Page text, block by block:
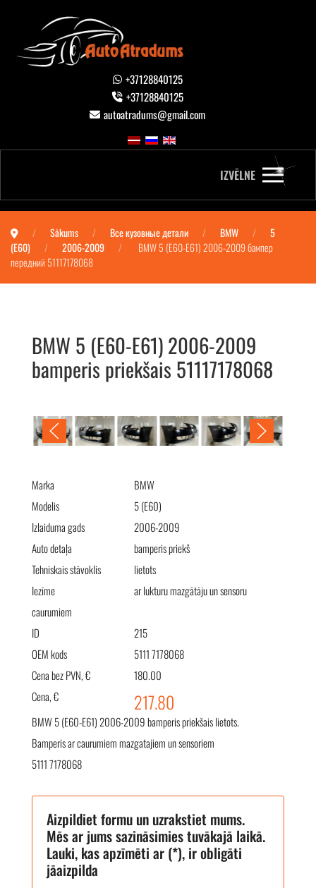
+37128840125
+37128840125
autoatradums@gmail.com
IZVĒLNE
Sākums Все кузовные детали BMW
5
(E60)
2006-2009
BMW 5 (E60-E61) 2006-2009 бампер
передний 51117178068
BMW 5 (E60-E61) 2006-2009
bamperis priekšais 51117178068
Marka
BMW
Modelis
5 (E60)
Izlaiduma gads
2006-2009
Auto detaļa
bamperis priekš
Tehniskais stāvoklis
lietots
Iezīme
ar lukturu mazgātāju un sensoru
caurumiem
ID
215
OEM kods
5111 7178068
Cena bez PVN, €
180.00
Cena, €
217.80
BMW 5 (E60-E61) 2006-2009 bamperis priekšais lietots.
Bamperis ar caurumiem mazgatajiem un sensoriem
5111 7178068
Aizpildiet formu un uzrakstiet mums.
Mēs ar jums sazināsimies tuvākajā laikā.
Lauki, kas apzīmēti ar (*), ir obligāti
jāaizpilda